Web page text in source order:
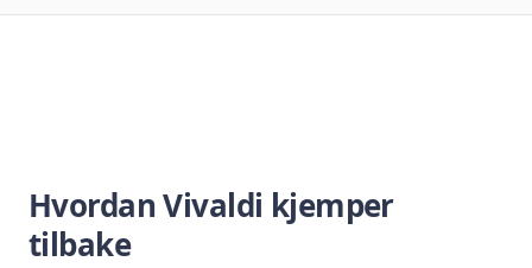
Hvordan Vivaldi kjemper
tilbake